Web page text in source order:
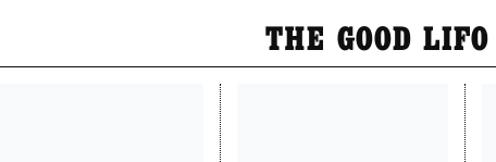
THE GOOD LIFO